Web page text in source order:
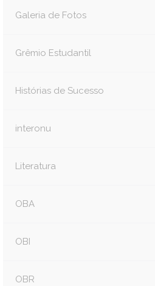
Galeria de Fotos
Grêmio Estudantil
Histórias de Sucesso
interonu
Literatura
OBA
OBI
OBR